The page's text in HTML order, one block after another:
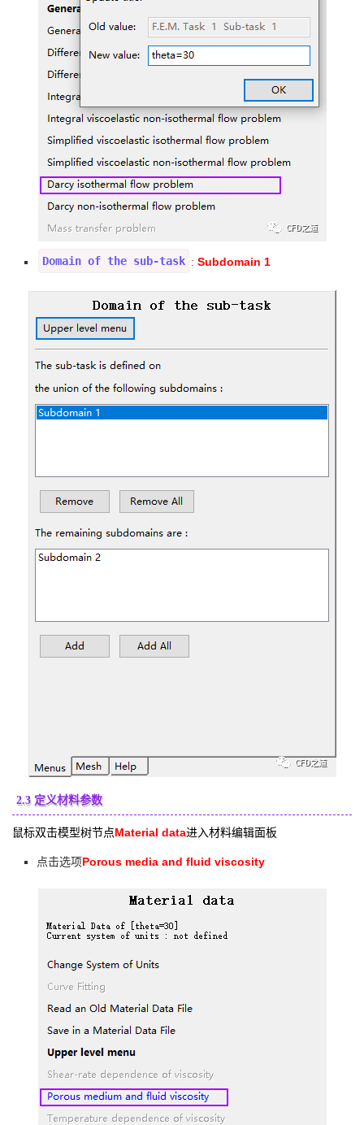
Domain of the sub-task : Subdomain 1
2.3 定义材料参数
鼠标双击模型树节点Material data进入材料编辑面板
点击选项Porous media and fluid viscosity